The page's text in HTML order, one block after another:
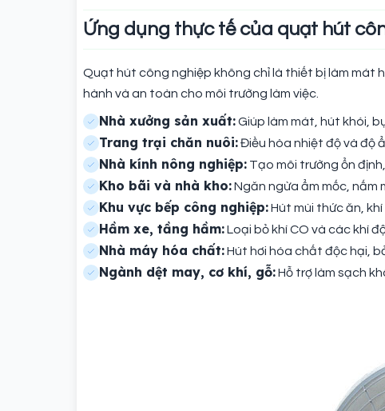
Ứng dụng thực tế của quạt hút
Quạt hút công nghiệp không chỉ là thiết bị làm mát
hành và an toàn cho môi trường làm việc.
Nhà xưởng sản xuất:Giúp làm mát, hút khói,
Trang trại chăn nuôi:Điều hòa nhiệt độ và độ
Nhà kính nông nghiệp: Tạo môi trường ổn
Kho bãi và nhà kho:Ngăn ngừa ẩm mốc, nấm
Khu vực bếp công nghiệp:Hút mùi thức ăn,
Hầm xe, tầng hầm:Loại bỏ khí CO và các khí
Nhà máy hóa chất:Hút hơi hóa chất độc hại,
Ngành dệt may, cơ khí, gỗ:Hỗ trợ làm sạch